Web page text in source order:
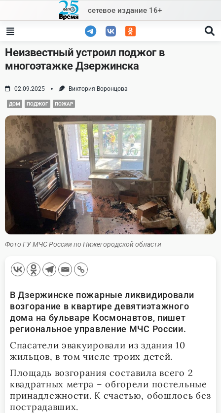
content
сетевое издание 16+
Неизвестный устроил поджог в
многоэтажке Дзержинска
02.09.2025 Виктория Воронцова
ДОМ ПОДЖОГ ПОЖАР
Фото ГУ МЧС России по Нижегородской области
В Дзержинске пожарные ликвидировали
возгорание в квартире девятиэтажного
дома на бульваре Космонавтов, пишет
региональное управление МЧС России.
Спасатели эвакуировали из здания 10
жильцов, в том числе троих детей.
Площадь возгорания составила всего 2
квадратных метра – обгорели постельные
принадлежности. К счастью, обошлось без
пострадавших.